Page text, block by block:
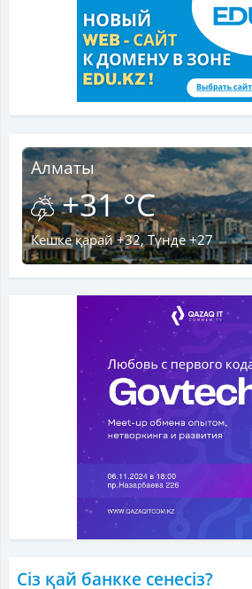
Алматы
+31 °C
Кешке қарай +32, Түнде +27
Сіз қай банкке сенесіз?